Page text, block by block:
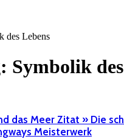
des Lebens
Symbolik des
das Meer Zitat » Die
Meisterwerk